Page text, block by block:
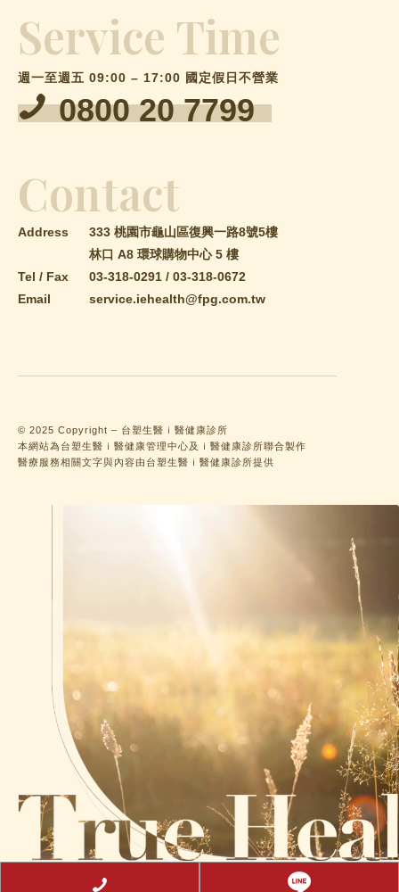
Service Time
週一至週五 09:00 – 17:00 國定假日不營業
0800 20 7799
Contact
Address
333 桃園市龜山區復興一路8號5樓
林口 A8 環球購物中心 5 樓
Tel / Fax
03-318-0291 / 03-318-0672
Email
service.iehealth@fpg.com.tw
© 2025 Copyright – 台塑生醫ｉ醫健康診所
本網站為台塑生醫ｉ醫健康管理中心及ｉ醫健康診所聯合製作
醫療服務相關文字與內容由台塑生醫ｉ醫健康診所提供